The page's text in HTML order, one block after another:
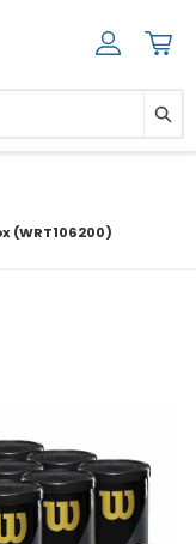
(WRT106200)